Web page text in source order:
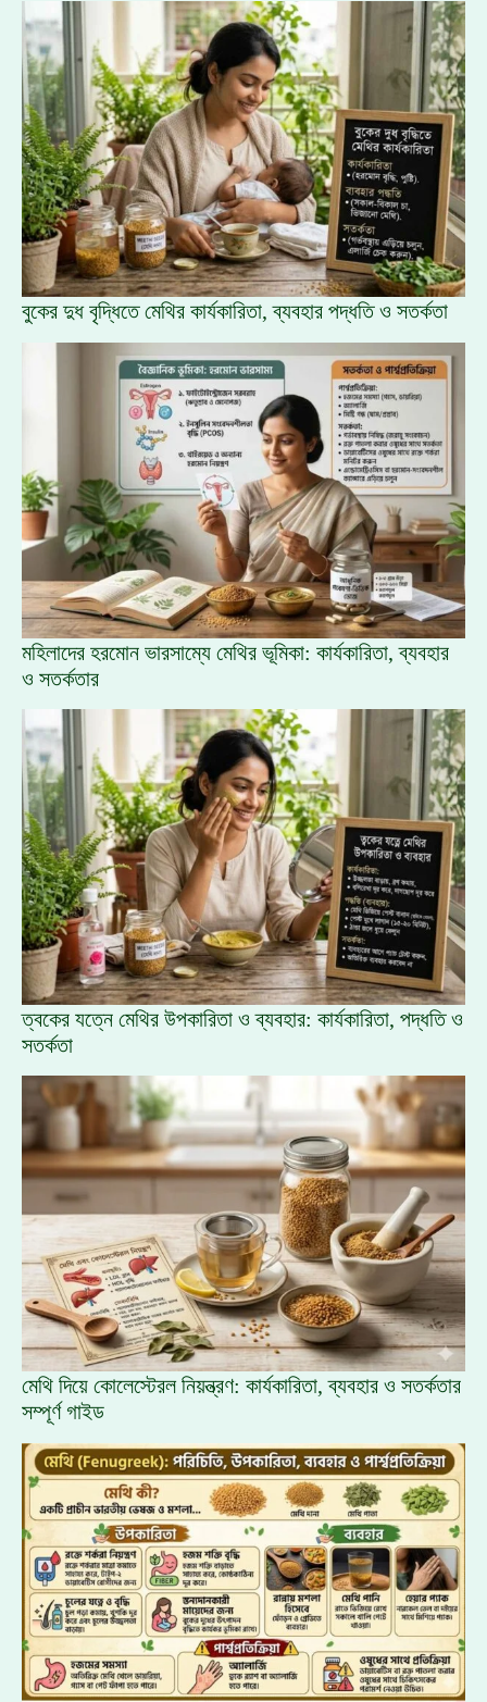
বুকের দুধ বৃদ্ধিতে মেথির কার্যকারিতা, ব্যবহার পদ্ধতি ও সতর্কতা
মহিলাদের হরমোন ভারসাম্যে মেথির ভূমিকা: কার্যকারিতা, ব্যবহার
ও সতর্কতার
ত্বকের যত্নে মেথির উপকারিতা ও ব্যবহার: কার্যকারিতা, পদ্ধতি ও
সতর্কতা
মেথি দিয়ে কোলেস্টেরল নিয়ন্ত্রণ: কার্যকারিতা, ব্যবহার ও সতর্কতার
সম্পূর্ণ গাইড